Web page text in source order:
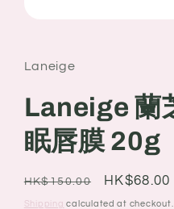
in
modal
Laneige
Laneige 蘭
眠唇膜 20g
Regular
price
HK$150.00
Sale
price
HK$68.00
Shipping calculated at checkout.